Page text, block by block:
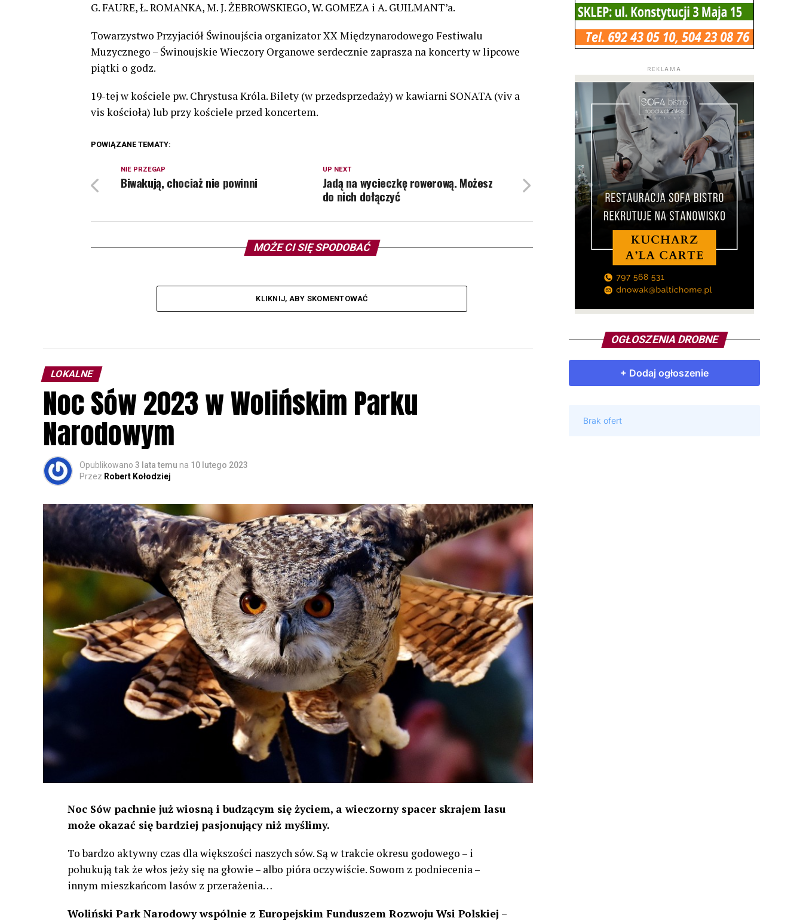
G. FAURE, Ł. ROMANKA, M. J. ŻEBROWSKIEGO, W. GOMEZA i A. GUILMANT’a.
Towarzystwo Przyjaciół Świnoujścia organizator XX Międzynarodowego Festiwalu
Muzycznego – Świnoujskie Wieczory Organowe serdecznie zaprasza na koncerty w lipcowe
piątki o godz.
19-tej w kościele pw. Chrystusa Króla. Bilety (w przedsprzedaży) w kawiarni SONATA (viv a
vis kościoła) lub przy kościele przed koncertem.
POWIĄZANE TEMATY:
UP NEXT
Jadą na wycieczkę rowerową. Możesz
do nich dołączyć
NIE PRZEGAP
Biwakują, chociaż nie powinni
MOŻE CI SIĘ SPODOBAĆ
KLIKNIJ, ABY SKOMENTOWAĆ
LOKALNE
Noc Sów 2023 w Wolińskim Parku
Narodowym
Opublikowano 3 lata temu na 10 lutego 2023
Przez Robert Kołodziej
Noc Sów pachnie już wiosną i budzącym się życiem, a wieczorny spacer skrajem lasu
może okazać się bardziej pasjonujący niż myślimy.
To bardzo aktywny czas dla większości naszych sów. Są w trakcie okresu godowego – i
pohukują tak że włos jeży się na głowie – albo pióra oczywiście. Sowom z podniecenia –
innym mieszkańcom lasów z przerażenia…
Woliński Park Narodowy wspólnie z Europejskim Funduszem Rozwoju Wsi Polskiej –
REKLAMA
OGŁOSZENIA DROBNE